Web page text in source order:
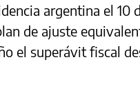
argentina el 10
de ajuste
el superávit fiscal